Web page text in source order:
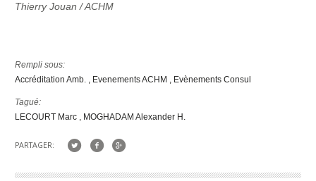
Thierry Jouan / ACHM
Rempli sous:
Accréditation Amb.
Evenements ACHM Evènements Consul
Tagué:
LECOURT Marc
MOGHADAM Alexander H.
PARTAGER: